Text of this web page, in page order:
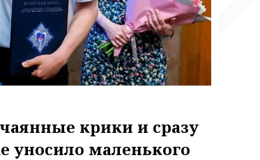
крики и сразу
уносило маленького